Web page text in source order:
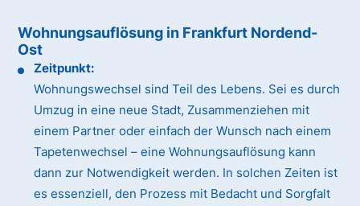
Wohnungsauflösung in Frankfurt Nordend-
Ost
Zeitpunkt:
Wohnungswechsel sind Teil des Lebens. Sei es durch
Umzug in eine neue Stadt, Zusammenziehen mit
einem Partner oder einfach der Wunsch nach einem
Tapetenwechsel – eine Wohnungsauflösung kann
dann zur Notwendigkeit werden. In solchen Zeiten ist
es essenziell, den Prozess mit Bedacht und Sorgfalt